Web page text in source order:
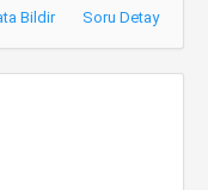
Bildir Soru Detay